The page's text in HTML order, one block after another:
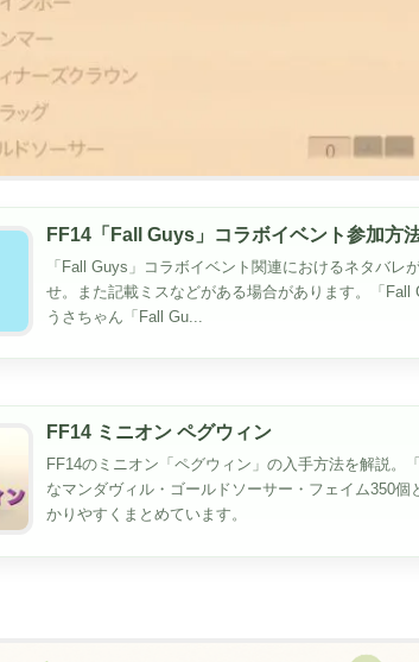
FF14「Fall Guys」コラボイベント参加方
「Fall Guys」コラボイベント関連におけるネタバレ
せ。また記載ミスなどがある場合があります。「Fall
うさちゃん「Fall Gu...
FF14 ミニオン ペグウィン
FF14のミニオン「ペグウィン」の入手方法を解説。
なマンダヴィル・ゴールドソーサー・フェイム350
かりやすくまとめています。